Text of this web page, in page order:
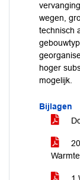
wegen,
technisch
hoger
mogelijk.
Bijlagen